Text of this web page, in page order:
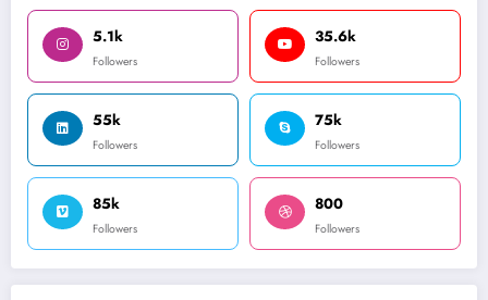
5.1k
Followers
35.6k
Followers
55k
Followers
75k
Followers
85k
Followers
800
Followers